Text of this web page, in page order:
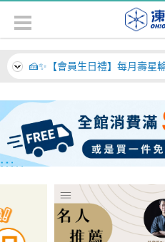
或免運商品，也整單免運！
🎁 🎉【會員招募中】加入會
🍰✨【會員生日禮】每月壽星
🚚💨 【滿額免運】全館消費
🍰✨【會員生日禮】每月壽星